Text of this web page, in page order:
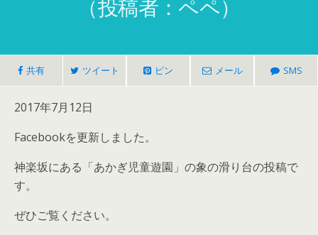
共有 ツイート ピン メール SMS
2017年7月12日
Facebookを更新しました。
神楽坂にある「あかぎ児童遊園」の象の滑り台の投稿で
す。
ぜひご覧ください。